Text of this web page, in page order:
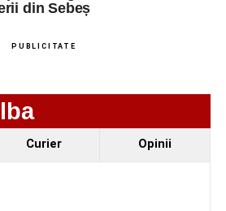
pompierii din Sebeș
ani, rănit într-un accident rutier
din Sebeș
PUBLICITATE
Curier Opinii